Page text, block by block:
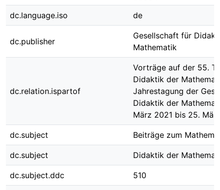
dc.language.iso de
dc.publisher
Gesellschaft für
Mathematik
dc.relation.ispartof
Vorträge auf der 55.
Didaktik der
Jahrestagung der
Didaktik der
März 2021 bis 25.
dc.subject Beiträge zum
dc.subject Didaktik der
dc.subject.ddc 510